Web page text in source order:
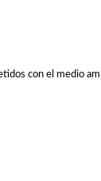
con el medio